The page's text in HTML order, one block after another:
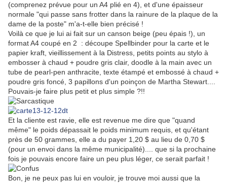
(comprenez prévue pour un A4 plié en 4), et d'une épaisseur
normale "qui passe sans frotter dans la rainure de la plaque de la
dame de la poste" m'a-t-elle bien précisé !
Voilà ce que je lui ai fait sur un canson beige (peu épais !), un
format A4 coupé en 2 : découpe Spellbinder pour la carte et le
papier kraft, vieillissement à la Distress, petits points au stylo à
embosser à chaud + poudre gris clair, doodle à la main avec un
tube de pearl-pen anthracite, texte étampé et embossé à chaud +
poudre gris foncé, 3 papillons d'un poinçon de Martha Stewart....
Pouvais-je faire plus petit et plus simple ?!!
Et la cliente est ravie, elle est revenue me dire que "quand
même" le poids dépassait le poids minimum requis, et qu'étant
près de 50 grammes, elle a du payer 1,20 $ au lieu de 0,70 $
(pour un envoi dans la même municipalité).... que si la prochaine
fois je pouvais encore faire un peu plus léger, ce serait parfait !
Bon, je ne peux pas lui en vouloir, je trouve moi aussi que la